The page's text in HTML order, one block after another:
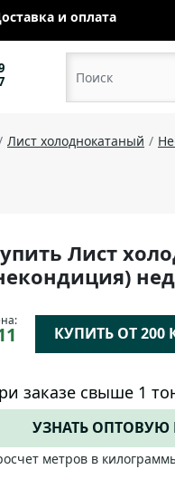
и оплата
Лист холоднокатаный
Лист
КУПИТЬ ОТ 200
заказе свыше 1
УЗНАТЬ ОПТОВУЮ
метров в